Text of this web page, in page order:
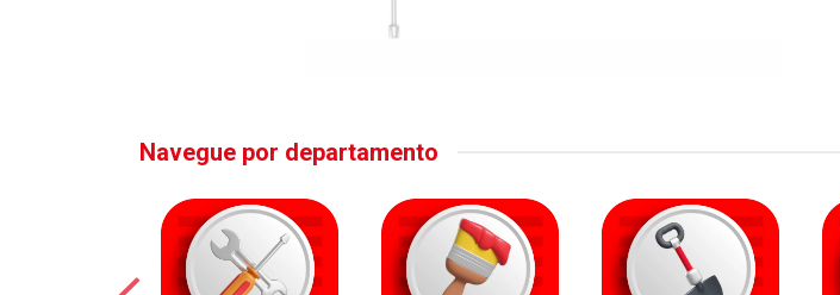
Navegue por departamento